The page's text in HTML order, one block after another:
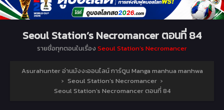
Seoul Station’s Necromancer ตอนที่ 84
รายชื่อทุกตอนในเรื่อง Seoul Station’s Necromancer
Asurahunter อ่านมังงะออนไลน์ การ์ตูน Manga manhua manhwa
› Seoul Station’s Necromancer ›
Seoul Station’s Necromancer ตอนที่ 84